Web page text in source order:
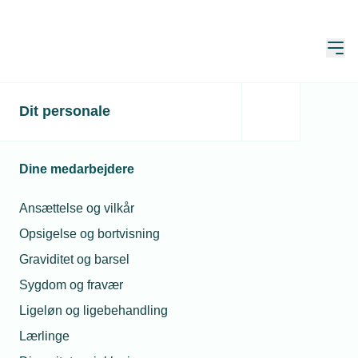
Dit personale
Dine medarbejdere
Ansættelse og vilkår
Opsigelse og bortvisning
Graviditet og barsel
Sygdom og fravær
Ligeløn og ligebehandling
Lærlinge
Markedet er
ulovlige stikkontakter
Publiceret: 01. mar. 2021